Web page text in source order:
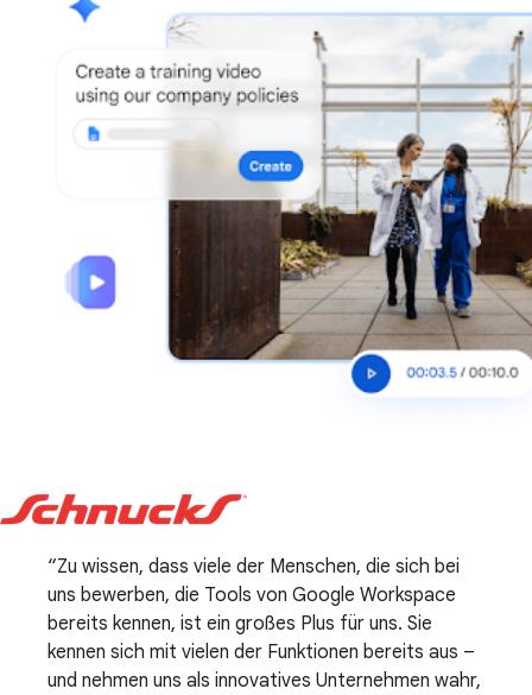
Zu wissen, dass viele der Menschen, die sich bei
uns bewerben, die Tools von Google Workspace
bereits kennen, ist ein großes Plus für uns. Sie
kennen sich mit vielen der Funktionen bereits aus –
und nehmen uns als innovatives Unternehmen wahr,